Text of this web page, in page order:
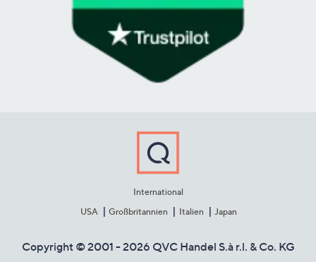
International
USA
Großbritannien Italien Japan
Copyright © 2001 - 2026 QVC Handel S.à r.l. & Co. KG